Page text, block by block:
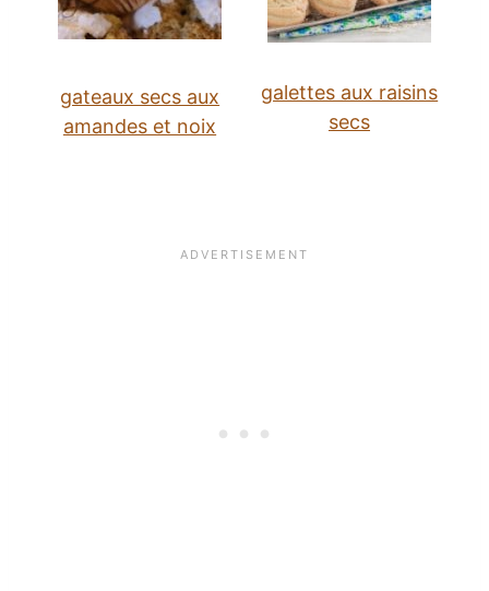
gateaux secs aux
amandes et noix
galettes aux raisins
secs